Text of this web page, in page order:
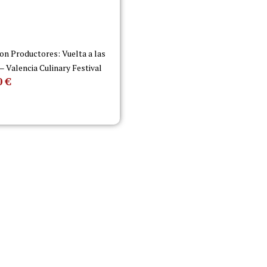
Productores: Vuelta a las
Valencia Culinary Festival
€